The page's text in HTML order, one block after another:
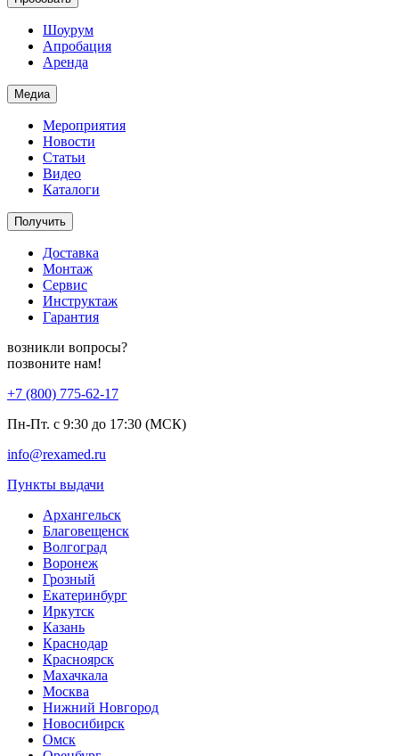
Шоурум
Апробация
Аренда
Медиа
Мероприятия
Новости
Статьи
Видео
Каталоги
Получить
Доставка
Монтаж
Сервис
Инструктаж
Гарантия
возникли вопросы?
позвоните нам!
+7 (800) 775-62-17
Пн-Пт. с 9:30 до 17:30 (МСК)
info@rexamed.ru
Пункты выдачи
Архангельск
Благовещенск
Волгоград
Воронеж
Грозный
Екатеринбург
Иркутск
Казань
Краснодар
Красноярск
Махачкала
Москва
Нижний Новгород
Новосибирск
Омск